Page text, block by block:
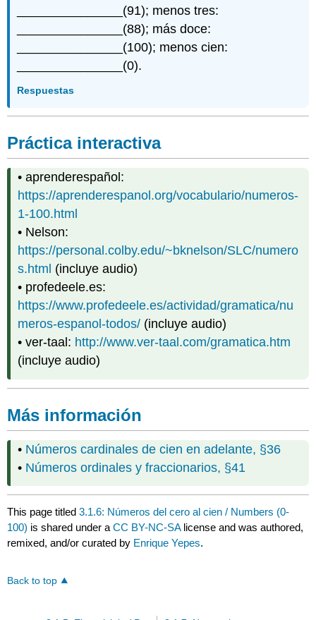
_______________(91); menos tres:
_______________(88); más doce:
_______________(100); menos cien:
_______________(0).
Respuestas
Práctica interactiva
• aprenderespañol:
https://aprenderespanol.org/vocabulario/numeros-
1-100.html
• Nelson:
https://personal.colby.edu/~bknelson/SLC/numero
s.html (incluye audio)
• profedeele.es:
https://www.profedeele.es/actividad/gramatica/nu
meros-espanol-todos/ (incluye audio)
• ver-taal: http://www.ver-taal.com/gramatica.htm
(incluye audio)
Más información
• Números cardinales de cien en adelante, §36
• Números ordinales y fraccionarios, §41
This page titled3.1.6: Números del cero al cien / Numbers (0-
100) is shared under aCC BY-NC-SA license and was authored,
remixed, and/or curated by Enrique Yepes.
Back to top